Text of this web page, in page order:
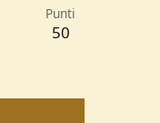
Punti
50